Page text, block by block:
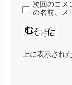
次回のコメ
の名前、メ
上に表示され